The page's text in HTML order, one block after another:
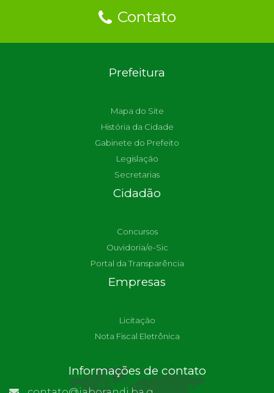
Contato
Prefeitura
Mapa do Site
História da Cidade
Gabinete do Prefeito
Legislação
Secretarias
Cidadão
Concursos
Ouvidoria/e-Sic
Portal da Transparência
Empresas
Licitação
Nota Fiscal Eletrônica
Informações de contato